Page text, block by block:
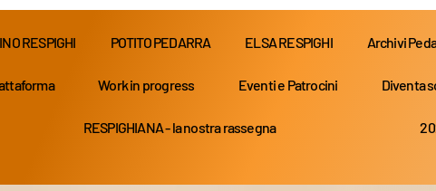
RESPIGHI POTITO PEDARRA ELSA RESPIGHI Archivi
Work in progress Eventi e Patrocini Diventa
RESPIGHIANA - la nostra rassegna